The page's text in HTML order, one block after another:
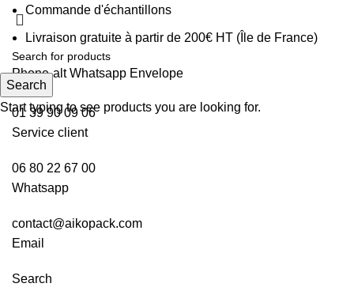
Commande d'échantillons
Livraison gratuite à partir de 200€ HT (Île de France)
Phone-alt Whatsapp Envelope
01 39 90 09 06
Service client
06 80 22 67 00
Whatsapp
contact@aikopack.com
Email
Search
Search
Start typing to see products you are looking for.